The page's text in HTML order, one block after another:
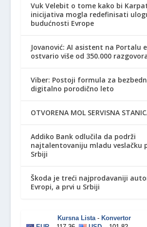
Vuk Velebit o tome kako bi
inicijativa mogla redefinisati
budućnosti Evrope
Jovanović: AI asistent na Portalu
ostvario više od 350.000
Viber: Postoji formula za
digitalno porodično leto
OTVORENA MOL SERVISNA
Addiko Bank odlučila da podrži
najtalentovaniju mladu veslačku
Srbiji
Škoda je treći najprodavaniji
Evropi, a prvi u Srbiji